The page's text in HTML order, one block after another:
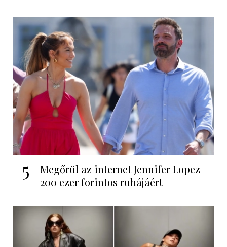
5
Megőrül az internet Jennifer Lopez
200 ezer forintos ruhájáért